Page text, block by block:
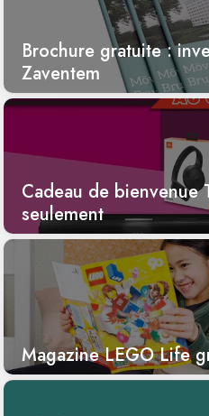
Brochure gratuite :
Zaventem
Cadeau de bienvenue
seulement
Magazine LEGO Life